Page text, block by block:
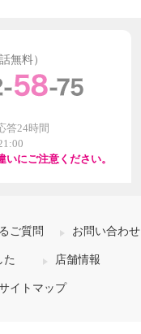
無料）
答24時間
にご注意ください。
ご質問 お問い合わせ
た 店舗情報
イトマップ